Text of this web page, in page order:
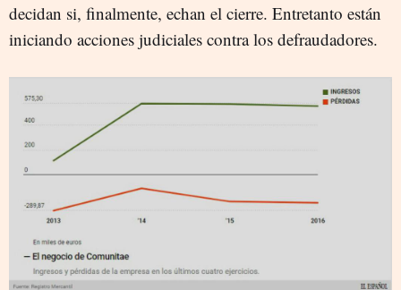
decidan si, finalmente, echan el cierre. Entretanto están
iniciando acciones judiciales contra los defraudadores.